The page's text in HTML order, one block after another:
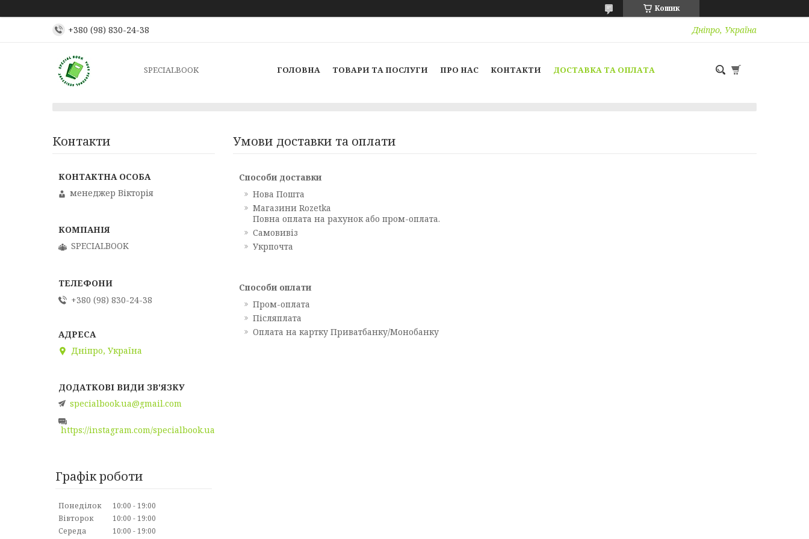
Кошик
+380 (98) 830-24-38 Дніпро, Україна
SPECIALBOOK ГОЛОВНА ТОВАРИ ТА ПОСЛУГИ ПРО НАС КОНТАКТИ ДОСТАВКА ТА ОПЛАТА
Умови доставки та оплати
Способи доставки
Нова Пошта
Магазини Rozetka
Повна оплата на рахунок або пром-оплата.
Самовивіз
Укрпочта
Способи оплати
Пром-оплата
Післяплата
Оплата на картку Приватбанку/Монобанку
Контакти
менеджер Вікторія
SPECIALBOOK
+380 (98) 830-24-38
Дніпро, Україна
specialbook.ua@gmail.com
https://instagram.com/specialbook.ua
Графік роботи
Понеділок 10:00
19:00
Вівторок
10:00
19:00
Середа
10:00
19:00